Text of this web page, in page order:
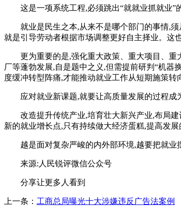
这是一项系统工程,必须跳出“就就业抓就业”
就业是民生之本,从来不是哪个部门的事情,
就是引导劳动者根据市场调整更好自主择业。这
更为重要的是,强化重大政策、重大项目、
厂等蓬勃发展,自是题中之义,但需提前研判“机器
度缓冲转型阵痛,才能推动就业工作从短期施策转
应对就业新课题,就要让高质量发展的过程成
改造提升传统产业,培育壮大新兴产业,布局
新的就业增长点,只有持续做大经济蛋糕,提高发
越是面对复杂严峻的内外部环境,越要把就
来源:人民锐评微信公众号
分享让更多人看到
上一条： 工商总局曝光十大涉嫌违反广告法案例